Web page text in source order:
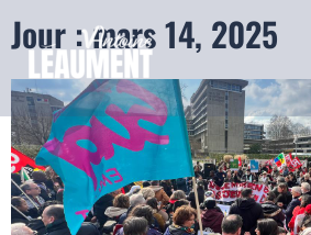
Jour : mars 14, 2025